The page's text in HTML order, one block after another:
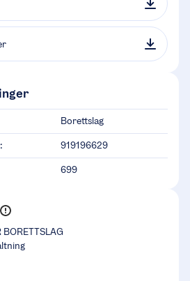
Borettslag
919196629
699
BORETTSLAG